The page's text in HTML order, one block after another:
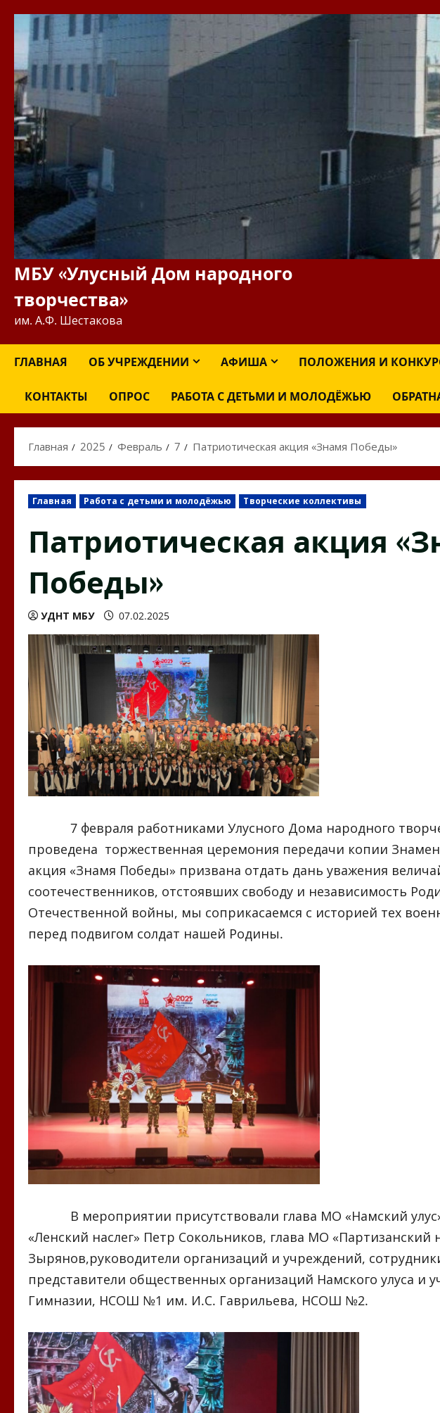
содержимому
МБУ «Улусный Дом народного
творчества»
им. А.Ф. Шестакова
ГЛАВНАЯ ОБ УЧРЕЖДЕНИИ АФИША ПОЛОЖЕНИЯ И
КОНТАКТЫ ОПРОС РАБОТА С ДЕТЬМИ И МОЛОДЁЖЬЮ
Главная 2025 Февраль 7 Патриотическая акция «Знамя Победы»
Главная Работа с детьми и молодёжью Творческие коллективы
Патриотическая акция
Победы»
УДНТ МБУ 07.02.2025
7 февраля работниками Улусного Дома народного
проведена торжественная церемония передачи копии
акция «Знамя Победы» призвана отдать дань уважения
соотечественников, отстоявших свободу и независимость
Отечественной войны, мы соприкасаемся с историей тех
перед подвигом солдат нашей Родины.
В мероприятии присутствовали глава МО «Намский
«Ленский наслег» Петр Сокольников, глава МО «Партизанский
Зырянов,руководители организаций и учреждений,
представители общественных организаций Намского улуса и
Гимназии, НСОШ №1 им. И.С. Гаврильева, НСОШ №2.